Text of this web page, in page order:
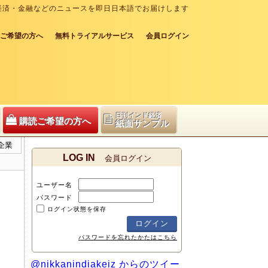
・金融などのニュースを即日日本語でお届けします
希望の方へ 無料トライアルサービス 会員ログイン
購読ご希望の方へ
日刊インド経済
紙面サンプル
業
LOG IN 会員ログイン
ユーザー名
パスワード
ログイン状態を保存
パスワードを忘れたかたはこちら
@nikkanindiakeiz からのツイー